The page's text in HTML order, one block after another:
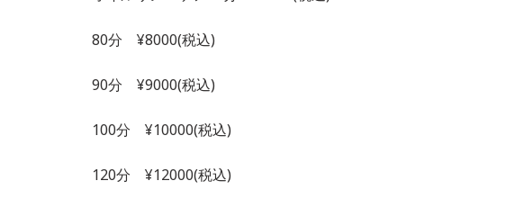
80分 ¥8000(税込)
90分 ¥9000(税込)
100分 ¥10000(税込)
120分 ¥12000(税込)